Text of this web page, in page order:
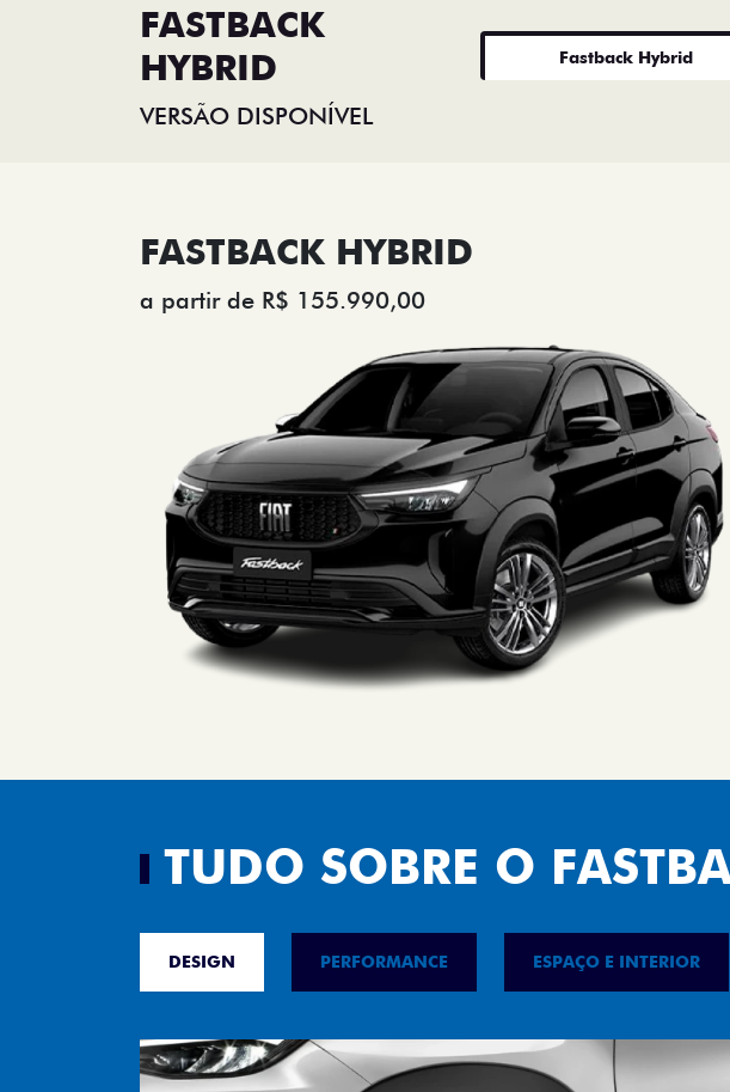
FASTBACK
HYBRID
VERSÃO DISPONÍVEL
Fastback Hybrid
FASTBACK HYBRID
a partir de R$ 155.990,00
TUDO SOBRE O
DESIGN PERFORMANCE ESPAÇO E INTERIOR